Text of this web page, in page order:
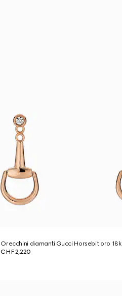
Orecchini diamanti Gucci Horsebit oro 18k
CHF 2,220